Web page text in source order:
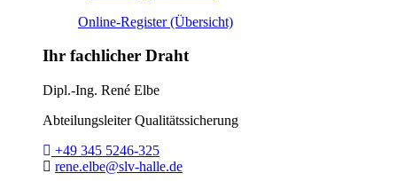
Online-Register (Übersicht)
Ihr fachlicher Draht
Dipl.-Ing. René Elbe
AbteilungsleiterQualitätssicherung
Telefon:
+49 345 5246-325
E-Mail:
rene.elbe@slv-halle.de